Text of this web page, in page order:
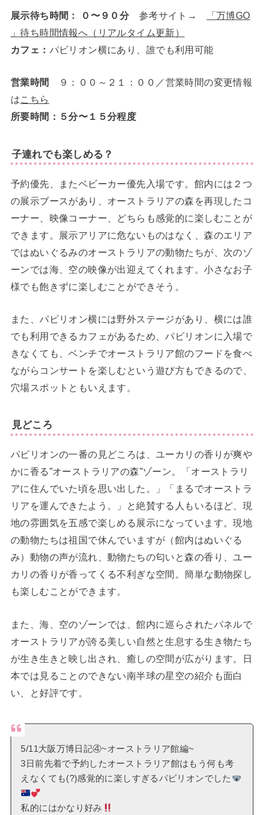
展示待ち時間： ０〜９０分参考サイト→
「万博GO
」待ち時間情報へ（リアルタイム更新）
カフェ： パビリオン横にあり、誰でも利用可能
営業時間
９：００～２１：００／営業時間の変更情報
はこちら
所要時間：５分〜１５分程度
子連れでも楽しめる？
予約優先、またベビーカー優先入場です。館内には２つ
の展示ブースがあり、オーストラリアの森を再現したコ
ーナー、映像コーナー、どちらも感覚的に楽しむことが
できます。展示アリアに危ないものはなく、森のエリア
ではぬいぐるみのオーストラリアの動物たちが、次のゾ
ーンでは海、空の映像が出迎えてくれます。小さなお子
様でも飽きずに楽しむことができそう。
また、パビリオン横には野外ステージがあり、横には誰
でも利用できるカフェがあるため、パビリオンに入場で
きなくても、ベンチでオーストラリア館のフードを食べ
ながらコンサートを楽しむという遊び方もできるので、
穴場スポットともいえます。
見どころ
パビリオンの一番の見どころは、ユーカリの香りが爽や
かに香る”オーストラリアの森”ゾーン。「オーストラリ
アに住んでいた頃を思い出した。」「まるでオーストラ
リアを運んできたよう。」と絶賛する人もいるほど、現
地の雰囲気を五感で楽しめる展示になっています。現地
の動物たちは祖国で休んでいますが（館内はぬいぐる
み）動物の声が流れ、動物たちの匂いと森の香り、ユー
カリの香りが香ってくる不利ぎな空間。簡単な動物探し
も楽しむことができます。
また、海、空のゾーンでは、館内に巡らされたパネルで
オーストラリアが誇る美しい自然と生息する生き物たち
が生き生きと映し出され、癒しの空間が広がります。日
本では見ることのできない南半球の星空の紹介も面白
い、と好評です。
5/11大阪万博日記④~オーストラリア館編~
3日前先着で予約したオーストラリア館はもう何も考
えなくても(?)感覚的に楽しすぎるパビリオンでした
私的にはかなり好み